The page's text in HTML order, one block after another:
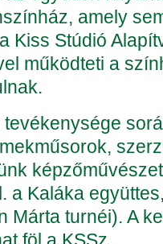
amely
Kiss Stúdió
működteti a
a Kaláka
Márta turnéi). A